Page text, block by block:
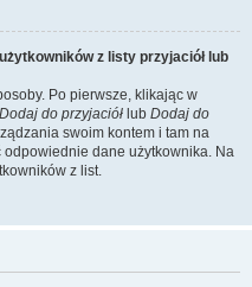
z listy przyjaciół lub
Po pierwsze, klikając w
Dodaj do przyjaciół lub Dodaj do
swoim kontem i tam na
odpowiednie dane użytkownika. Na
z list.